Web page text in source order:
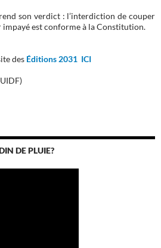
son verdict : l’interdiction de couper
impayé est conforme à la Constitution.
des Éditions 2031 ICI
DE PLUIE?